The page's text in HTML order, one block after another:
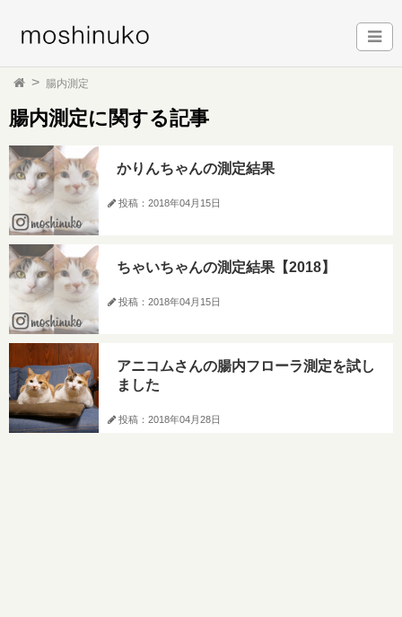
腸内測定
腸内測定に関する記事
かりんちゃんの測定結果
投稿：2018年04月15日
ちゃいちゃんの測定結果【2018】
投稿：2018年04月15日
アニコムさんの腸内フローラ測定を試し
ました
投稿：2018年04月28日